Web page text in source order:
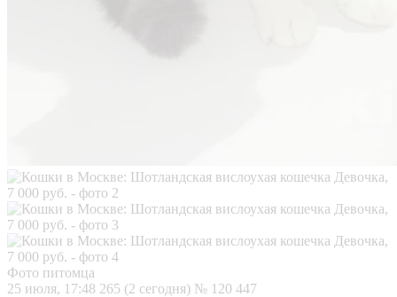
Фото питомца
25 июля, 17:48 265 (2 сегодня) № 120 447